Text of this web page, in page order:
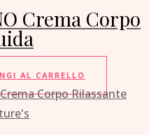
Crema Corpo
AL CARRELLO